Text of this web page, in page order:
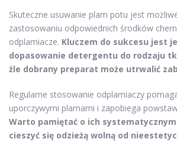
Skuteczne usuwanie plam potu jest
zastosowaniu odpowiednich środków
odplamiacze. Kluczem do sukcesu jest
dopasowanie detergentu do rodzaju
źle dobrany preparat może utrwalić
Regularne stosowanie odplamiaczy
uporczywymi plamami i zapobiega
Warto pamiętać o ich
cieszyć się odzieżą wolną od